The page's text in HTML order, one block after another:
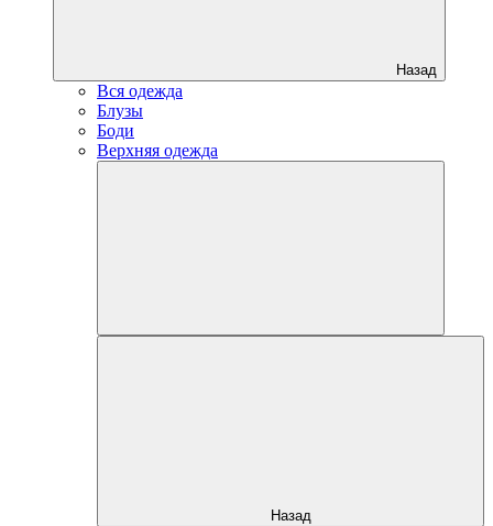
Назад
Вся одежда
Блузы
Боди
Верхняя одежда
Назад